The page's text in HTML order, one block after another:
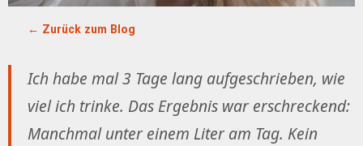
← Zurück zum Blog
Ich habe mal 3 Tage lang aufgeschrieben, wie
viel ich trinke. Das Ergebnis war erschreckend:
Manchmal unter einem Liter am Tag. Kein